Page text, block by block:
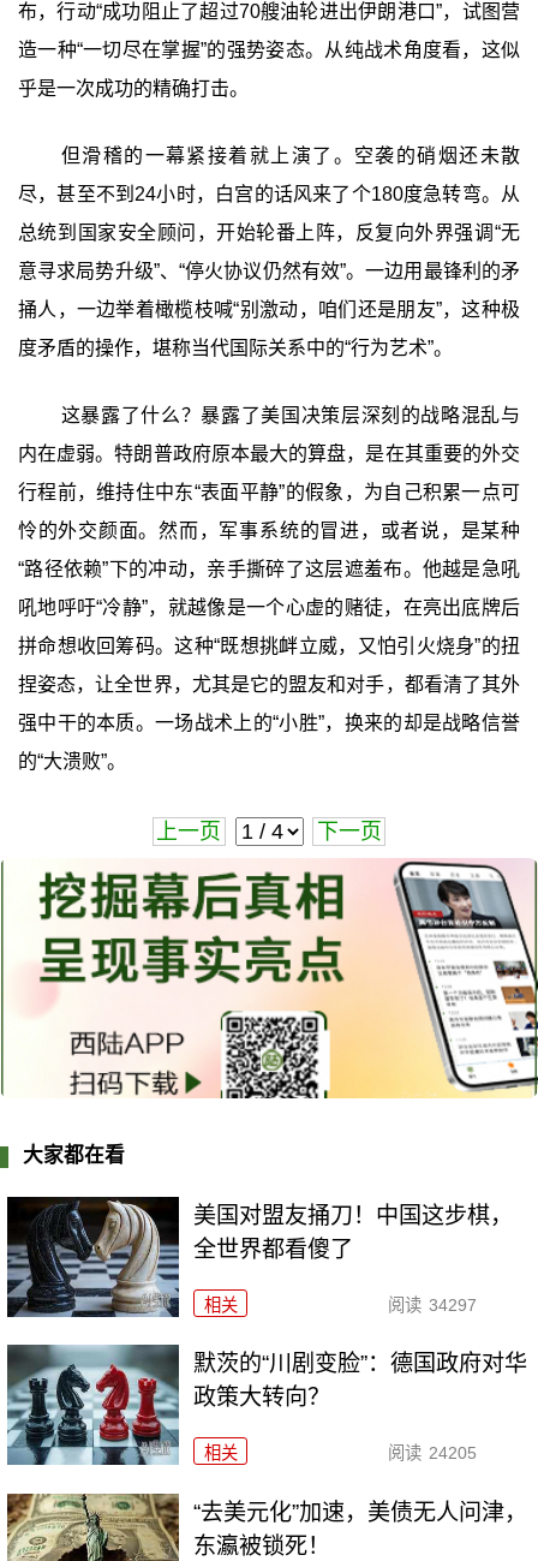
布，行动“成功阻止了超过70艘油轮进出伊朗港口”，试图营
造一种“一切尽在掌握”的强势姿态。从纯战术角度看，这似
乎是一次成功的精确打击。
但滑稽的一幕紧接着就上演了。空袭的硝烟还未散
尽，甚至不到24小时，白宫的话风来了个180度急转弯。从
总统到国家安全顾问，开始轮番上阵，反复向外界强调“无
意寻求局势升级”、“停火协议仍然有效”。一边用最锋利的矛
捅人，一边举着橄榄枝喊“别激动，咱们还是朋友”，这种极
度矛盾的操作，堪称当代国际关系中的“行为艺术”。
这暴露了什么？暴露了美国决策层深刻的战略混乱与
内在虚弱。特朗普政府原本最大的算盘，是在其重要的外交
行程前，维持住中东“表面平静”的假象，为自己积累一点可
怜的外交颜面。然而，军事系统的冒进，或者说，是某种
“路径依赖”下的冲动，亲手撕碎了这层遮羞布。他越是急吼
吼地呼吁“冷静”，就越像是一个心虚的赌徒，在亮出底牌后
拼命想收回筹码。这种“既想挑衅立威，又怕引火烧身”的扭
捏姿态，让全世界，尤其是它的盟友和对手，都看清了其外
强中干的本质。一场战术上的“小胜”，换来的却是战略信誉
的“大溃败”。
上一页 下一页
大家都在看
美国对盟友捅刀！中国这步棋，
全世界都看傻了
相关 阅读 34297
默茨的“川剧变脸”：德国政府对华
政策大转向？
相关 阅读 24205
“去美元化”加速，美债无人问津，
东瀛被锁死！